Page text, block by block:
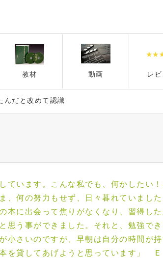
教材 動画 レ
んだと改めて認識
ています。こんな私でも、何かしたい
、何の努力もせず、日々暮れていまし
本に出会って焦りがなくなり、習得し
思う事ができました。それと、勉強で
小さいのですが、早朝は自分の時間が
を貸してあげようと思っています」